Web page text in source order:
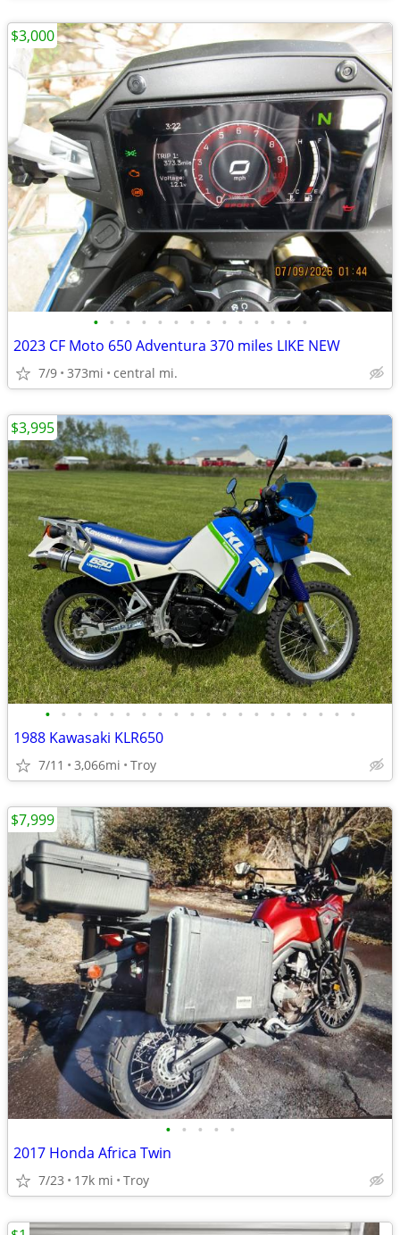
• • • • • • • • • • • • • •
2023 CF Moto 650 Adventura 370 miles LIKE NEW
7/9 373mi central mi.
$3,000
• • • • • • • • • • • • • • • • • • • •
1988 Kawasaki KLR650
7/11 3,066mi Troy
$3,995
• • • • •
2017 Honda Africa Twin
7/23 17k mi Troy
$7,999